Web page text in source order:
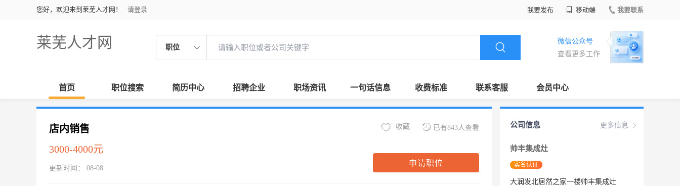
您好，欢迎来到莱芜人才网！ 请登录 我要发布 移动端 我要联系
莱芜人才网 职位
微信公众号
查看更多工作
首页 职位搜索 简历中心 招聘企业 职场资讯 一句话信息 收费标准 联系客服 会员中心
店内销售
3000-4000元
更新时间： 08-08
已有843人查看
收藏
申请职位
更多信息
公司信息
帅丰集成灶
实名认证
大润发北居然之家一楼帅丰集成灶